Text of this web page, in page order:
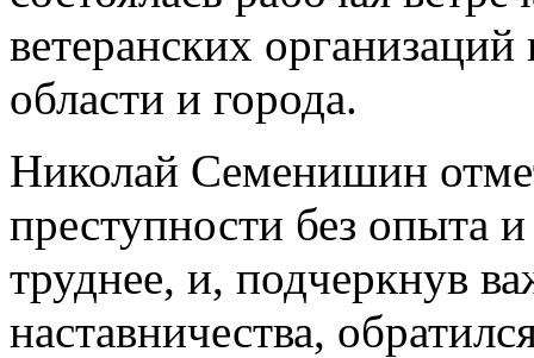
ветеранских
области и города.
Николай Семенишин
преступности без опыта
труднее, и, подчеркнув
наставничества,